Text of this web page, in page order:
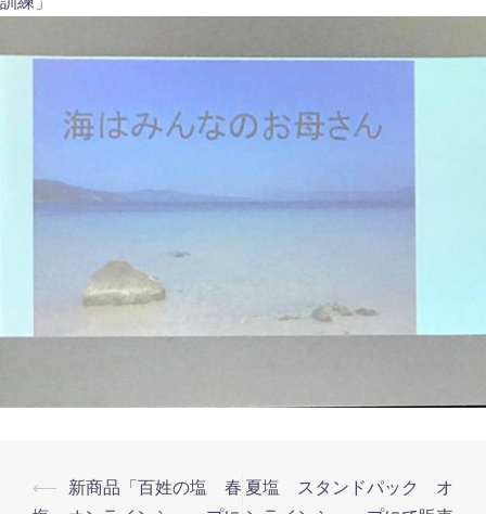
投
⟵
新商品「百姓の塩 春 夏塩 スタンドパック オ